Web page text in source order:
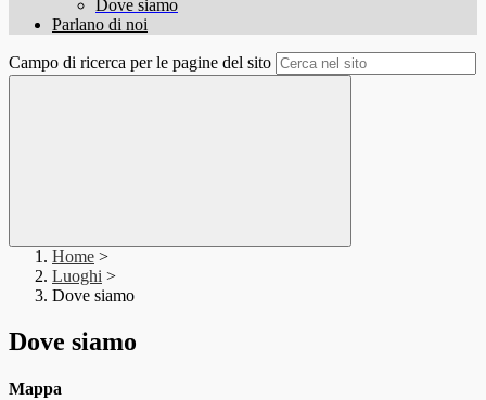
Dove siamo
Parlano di noi
Campo di ricerca per le pagine del sito
Home >
Luoghi >
Dove siamo
Dove siamo
Mappa